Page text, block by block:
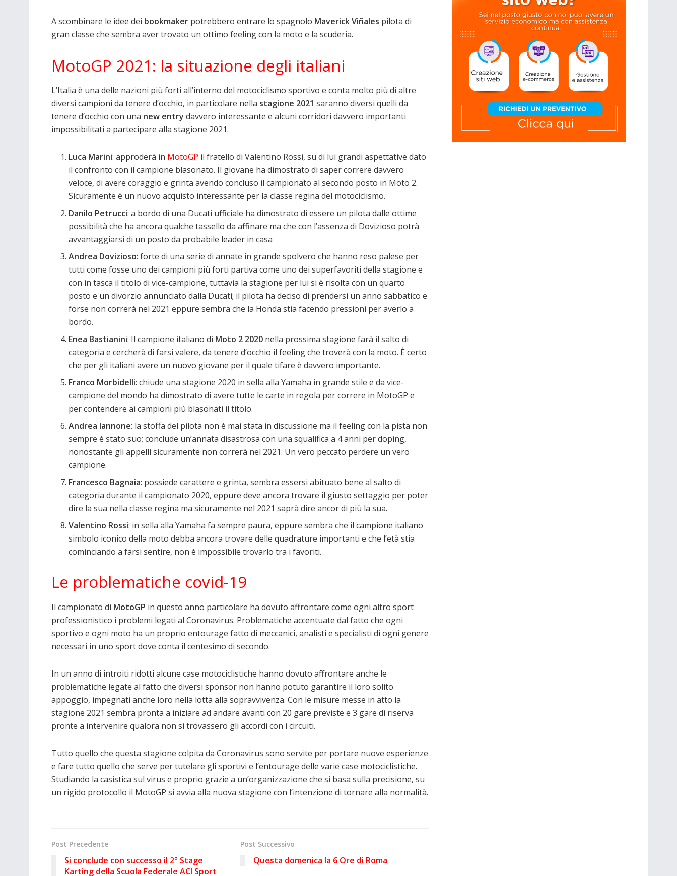
A scombinare le idee dei bookmaker potrebbero entrare lo spagnolo Maverick Viñales pilota di
gran classe che sembra aver trovato un ottimo feeling con la moto e la scuderia.
MotoGP 2021: la situazione degli italiani
L’Italia è una delle nazioni più forti all’interno del motociclismo sportivo e conta molto più di altre
diversi campioni da tenere d’occhio, in particolare nella stagione 2021 saranno diversi quelli da
tenere d’occhio con una new entry davvero interessante e alcuni corridori davvero importanti
impossibilitati a partecipare alla stagione 2021.
Luca Marini: approderà in MotoGP il fratello di Valentino Rossi, su di lui grandi aspettative dato
il confronto con il campione blasonato. Il giovane ha dimostrato di saper correre davvero
veloce, di avere coraggio e grinta avendo concluso il campionato al secondo posto in Moto 2.
Sicuramente è un nuovo acquisto interessante per la classe regina del motociclismo.
Danilo Petrucci: a bordo di una Ducati ufficiale ha dimostrato di essere un pilota dalle ottime
possibilità che ha ancora qualche tassello da affinare ma che con l’assenza di Dovizioso potrà
avvantaggiarsi di un posto da probabile leader in casa
Andrea Dovizioso: forte di una serie di annate in grande spolvero che hanno reso palese per
tutti come fosse uno dei campioni più forti partiva come uno dei superfavoriti della stagione e
con in tasca il titolo di vice-campione, tuttavia la stagione per lui si è risolta con un quarto
posto e un divorzio annunciato dalla Ducati; il pilota ha deciso di prendersi un anno sabbatico e
forse non correrà nel 2021 eppure sembra che la Honda stia facendo pressioni per averlo a
bordo.
Enea Bastianini: Il campione italiano di Moto 2 2020 nella prossima stagione farà il salto di
categoria e cercherà di farsi valere, da tenere d’occhio il feeling che troverà con la moto. È certo
che per gli italiani avere un nuovo giovane per il quale tifare è davvero importante.
Franco Morbidelli: chiude una stagione 2020 in sella alla Yamaha in grande stile e da vice-
campione del mondo ha dimostrato di avere tutte le carte in regola per correre in MotoGP e
per contendere ai campioni più blasonati il titolo.
Andrea Iannone: la stoffa del pilota non è mai stata in discussione ma il feeling con la pista non
sempre è stato suo; conclude un’annata disastrosa con una squalifica a 4 anni per doping,
nonostante gli appelli sicuramente non correrà nel 2021. Un vero peccato perdere un vero
campione.
Francesco Bagnaia: possiede carattere e grinta, sembra essersi abituato bene al salto di
categoria durante il campionato 2020, eppure deve ancora trovare il giusto settaggio per poter
dire la sua nella classe regina ma sicuramente nel 2021 saprà dire ancor di più la sua.
Valentino Rossi: in sella alla Yamaha fa sempre paura, eppure sembra che il campione italiano
simbolo iconico della moto debba ancora trovare delle quadrature importanti e che l’età stia
cominciando a farsi sentire, non è impossibile trovarlo tra i favoriti.
Le problematiche covid-19
Il campionato di MotoGP in questo anno particolare ha dovuto affrontare come ogni altro sport
professionistico i problemi legati al Coronavirus. Problematiche accentuate dal fatto che ogni
sportivo e ogni moto ha un proprio entourage fatto di meccanici, analisti e specialisti di ogni genere
necessari in uno sport dove conta il centesimo di secondo.
In un anno di introiti ridotti alcune case motociclistiche hanno dovuto affrontare anche le
problematiche legate al fatto che diversi sponsor non hanno potuto garantire il loro solito
appoggio, impegnati anche loro nella lotta alla sopravvivenza. Con le misure messe in atto la
stagione 2021 sembra pronta a iniziare ad andare avanti con 20 gare previste e 3 gare di riserva
pronte a intervenire qualora non si trovassero gli accordi con i circuiti.
Tutto quello che questa stagione colpita da Coronavirus sono servite per portare nuove esperienze
e fare tutto quello che serve per tutelare gli sportivi e l’entourage delle varie case motociclistiche.
Studiando la casistica sul virus e proprio grazie a un’organizzazione che si basa sulla precisione, su
un rigido protocollo il MotoGP si avvia alla nuova stagione con l’intenzione di tornare alla normalità.
Post Precedente
Si conclude con successo il 2° Stage
Karting della Scuola Federale ACI Sport
Post Successivo
Questa domenica la 6 Ore di Roma